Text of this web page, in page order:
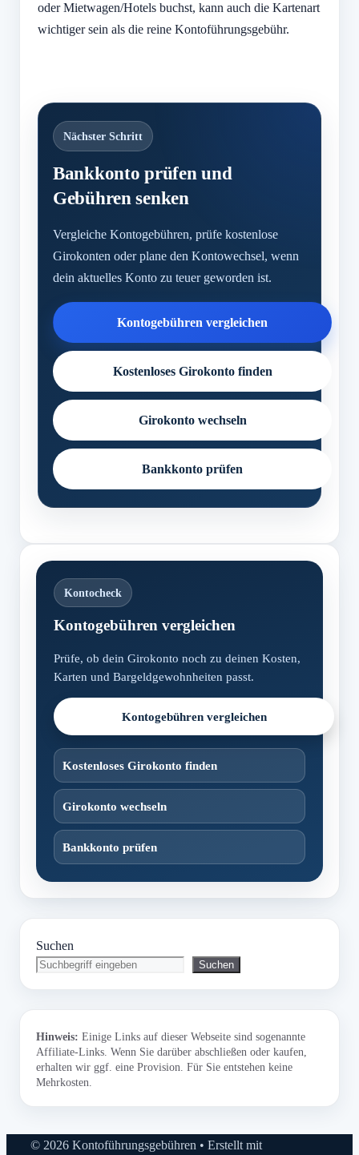
oder Mietwagen/Hotels buchst, kann auch die Kartenart
wichtiger sein als die reine Kontoführungsgebühr.
Nächster Schritt
Bankkonto prüfen und
Gebühren senken
Vergleiche Kontogebühren, prüfe kostenlose
Girokonten oder plane den Kontowechsel, wenn
dein aktuelles Konto zu teuer geworden ist.
Kontogebühren vergleichen
Kostenloses Girokonto finden
Girokonto wechseln
Bankkonto prüfen
Kontocheck
Kontogebühren vergleichen
Prüfe, ob dein Girokonto noch zu deinen Kosten,
Karten und Bargeldgewohnheiten passt.
Kontogebühren vergleichen
Kostenloses Girokonto finden
Girokonto wechseln
Bankkonto prüfen
Suchen
Suchen
Hinweis: Einige Links auf dieser Webseite sind sogenannte
Affiliate-Links. Wenn Sie darüber abschließen oder kaufen,
erhalten wir ggf. eine Provision. Für Sie entstehen keine
Mehrkosten.
© 2026 Kontoführungsgebühren • Erstellt mit